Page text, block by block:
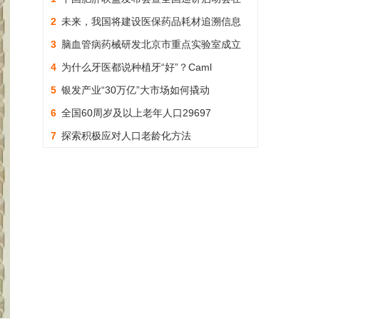
2 未来，我国将建设医保药品耗材追溯信息
3 脑血管病药械研发北京市重点实验室成立
4 为什么牙医都说种植牙“好”？Caml
5 银发产业“30万亿”大市场如何撬动
6 全国60周岁及以上老年人口29697
7 探索积极应对人口老龄化方法